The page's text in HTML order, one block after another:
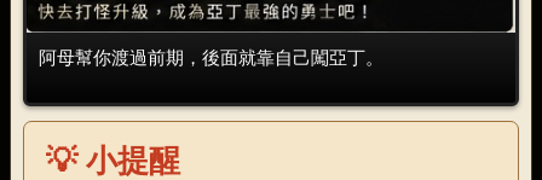
阿母幫你渡過前期，後面就靠自己闖亞丁。
💡 小提醒